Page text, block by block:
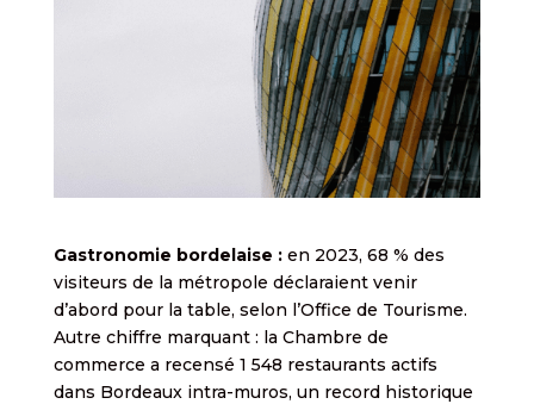
Gastronomie bordelaise :en 2023, 68 % des
visiteurs de la métropole déclaraient venir
d’abord pour la table, selon l’Office de Tourisme.
Autre chiffre marquant : la Chambre de
commerce a recensé 1 548 restaurants actifs
dans Bordeaux intra-muros, un record historique